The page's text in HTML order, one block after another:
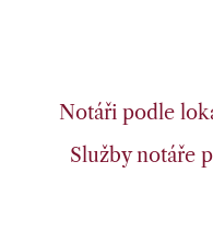
Notáři podle
Služby notáře